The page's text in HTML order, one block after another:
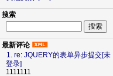
搜索
最新评论
1. re: JQUERY的表单异步提交[未
登录]
1111111